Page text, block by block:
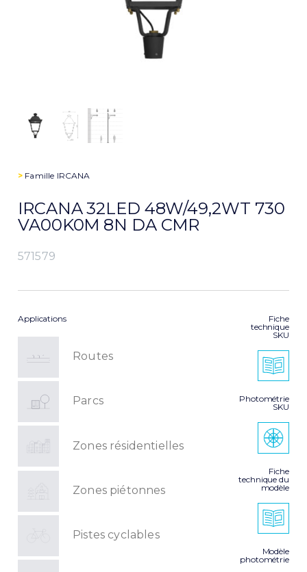
> Famille IRCANA
IRCANA 32LED 48W/49,2WT 730
VA00K0M 8N DA CMR
571579
Applications
Routes
Parcs
Zones résidentielles
Zones piétonnes
Pistes cyclables
Fiche
technique
SKU
Photométrie
SKU
Fiche
technique du
modèle
Modèle
photométrie